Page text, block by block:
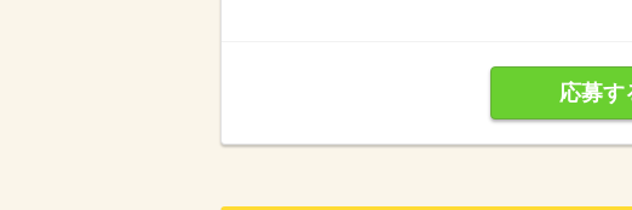
応募す